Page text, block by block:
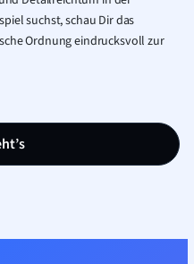
suchst, schau Dir das
Ordnung eindrucksvoll zur